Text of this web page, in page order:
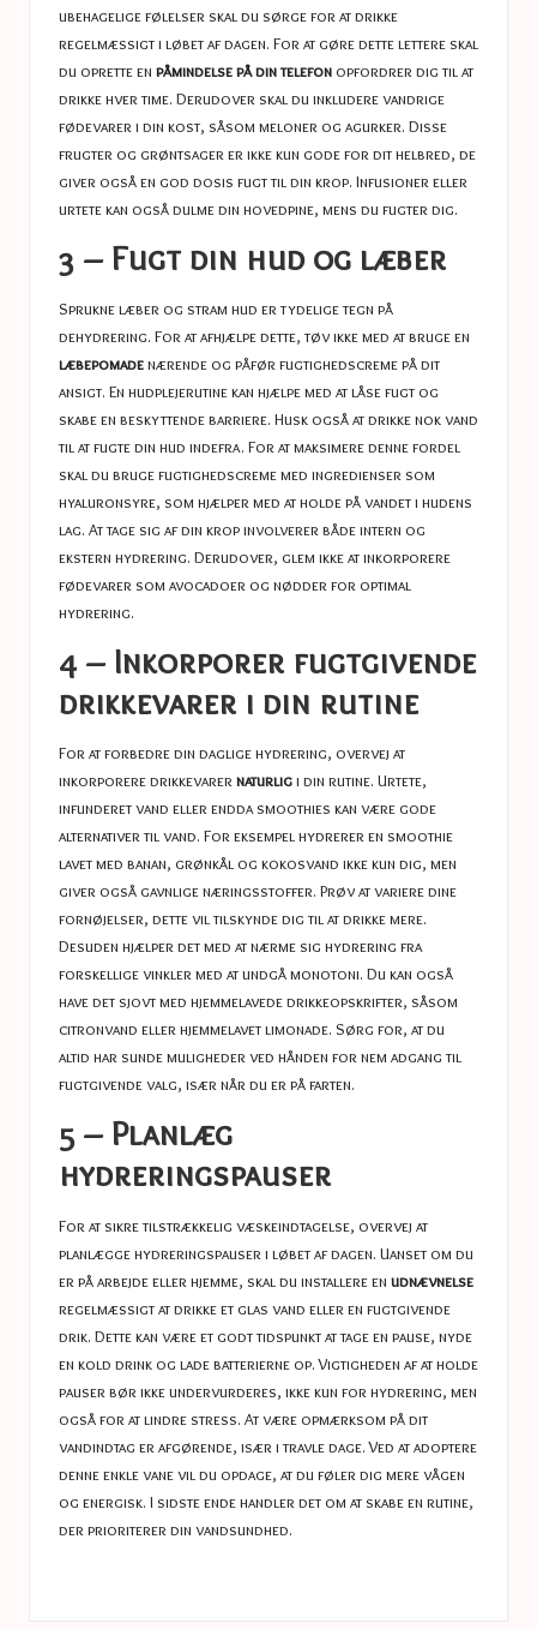
ubehagelige følelser skal du sørge for at drikke
regelmæssigt i løbet af dagen. For at gøre dette lettere skal
du oprette en påmindelse på din telefon opfordrer dig til at
drikke hver time. Derudover skal du inkludere vandrige
fødevarer i din kost, såsom meloner og agurker. Disse
frugter og grøntsager er ikke kun gode for dit helbred, de
giver også en god dosis fugt til din krop. Infusioner eller
urtete kan også dulme din hovedpine, mens du fugter dig.
3 – Fugt din hud og læber
Sprukne læber og stram hud er tydelige tegn på
dehydrering. For at afhjælpe dette, tøv ikke med at bruge en
læbepomadenærende og påfør fugtighedscreme på dit
ansigt. En hudplejerutine kan hjælpe med at låse fugt og
skabe en beskyttende barriere. Husk også at drikke nok vand
til at fugte din hud indefra. For at maksimere denne fordel
skal du bruge fugtighedscreme med ingredienser som
hyaluronsyre, som hjælper med at holde på vandet i hudens
lag. At tage sig af din krop involverer både intern og
ekstern hydrering. Derudover, glem ikke at inkorporere
fødevarer som avocadoer og nødder for optimal
hydrering.
4 – Inkorporer fugtgivende
drikkevarer i din rutine
For at forbedre din daglige hydrering, overvej at
inkorporere drikkevarernaturligi din rutine. Urtete,
infunderet vand eller endda smoothies kan være gode
alternativer til vand. For eksempel hydrerer en smoothie
lavet med banan, grønkål og kokosvand ikke kun dig, men
giver også gavnlige næringsstoffer. Prøv at variere dine
fornøjelser, dette vil tilskynde dig til at drikke mere.
Desuden hjælper det med at nærme sig hydrering fra
forskellige vinkler med at undgå monotoni. Du kan også
have det sjovt med hjemmelavede drikkeopskrifter, såsom
citronvand eller hjemmelavet limonade. Sørg for, at du
altid har sunde muligheder ved hånden for nem adgang til
fugtgivende valg, især når du er på farten.
5 – Planlæg
hydreringspauser
For at sikre tilstrækkelig væskeindtagelse, overvej at
planlægge hydreringspauser i løbet af dagen. Uanset om du
er på arbejde eller hjemme, skal du installere en udnævnelse
regelmæssigt at drikke et glas vand eller en fugtgivende
drik. Dette kan være et godt tidspunkt at tage en pause, nyde
en kold drink og lade batterierne op. Vigtigheden af ​​at holde
pauser bør ikke undervurderes, ikke kun for hydrering, men
også for at lindre stress. At være opmærksom på dit
vandindtag er afgørende, især i travle dage. Ved at adoptere
denne enkle vane vil du opdage, at du føler dig mere vågen
og energisk. I sidste ende handler det om at skabe en rutine,
der prioriterer din vandsundhed.